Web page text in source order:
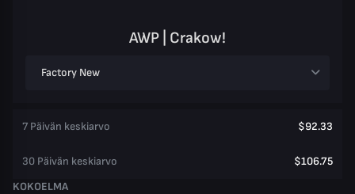
AWP | Crakow!
Factory New
7 Päivän keskiarvo $92.33
30 Päivän keskiarvo
$106.75
KOKOELMA